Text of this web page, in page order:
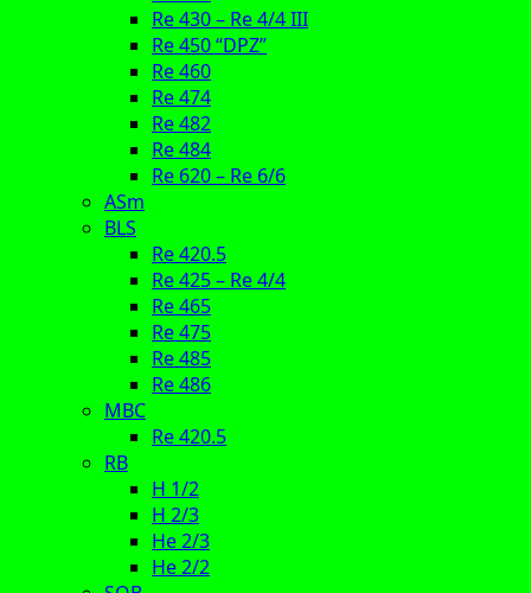
Re 430 – Re 4/4 III
Re 450 “DPZ”
Re 460
Re 474
Re 482
Re 484
Re 620 – Re 6/6
ASm
BLS
Re 420.5
Re 425 – Re 4/4
Re 465
Re 475
Re 485
Re 486
MBC
Re 420.5
RB
H 1/2
H 2/3
He 2/3
He 2/2